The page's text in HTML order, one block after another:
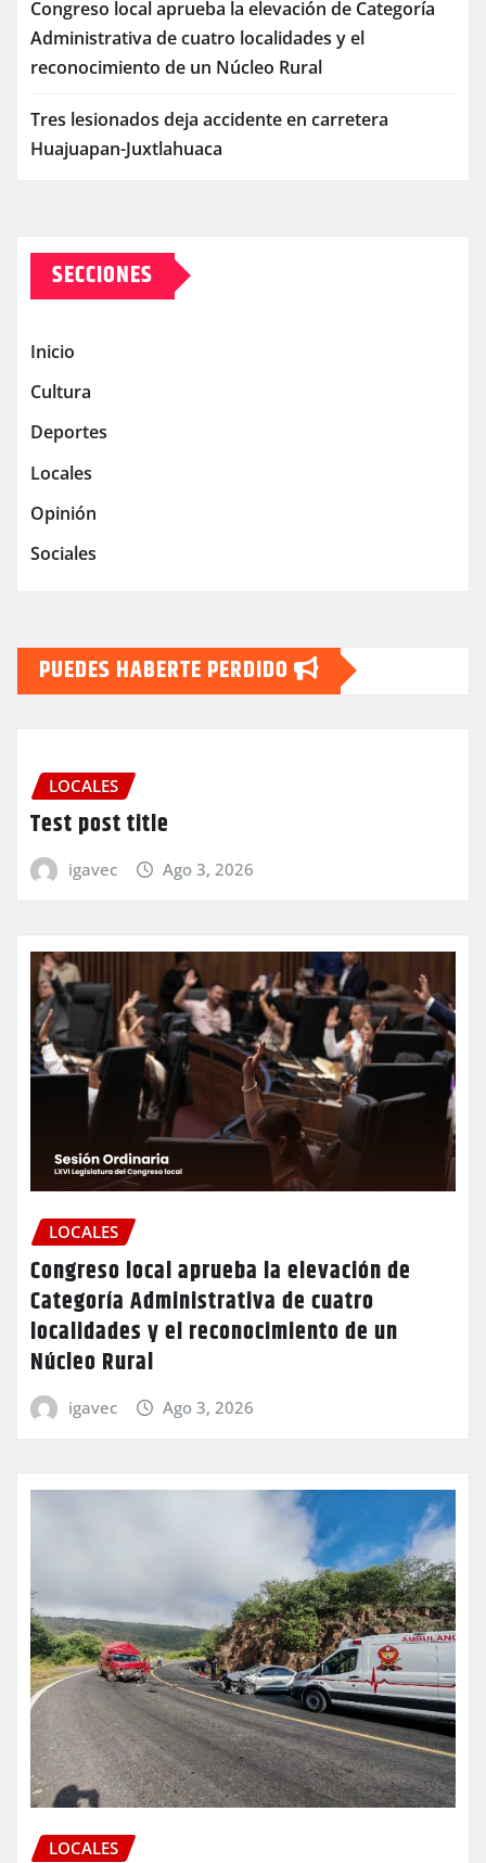
Congreso local aprueba la elevación de Categoría
Administrativa de cuatro localidades y el
reconocimiento de un Núcleo Rural
Tres lesionados deja accidente en carretera
Huajuapan-Juxtlahuaca
SECCIONES
Inicio
Cultura
Deportes
Locales
Opinión
Sociales
PUEDES HABERTE PERDIDO
LOCALES
Test post title
igavec Ago 3, 2026
LOCALES
Congreso local aprueba la elevación de
Categoría Administrativa de cuatro
localidades y el reconocimiento de un
Núcleo Rural
igavec Ago 3, 2026
LOCALES